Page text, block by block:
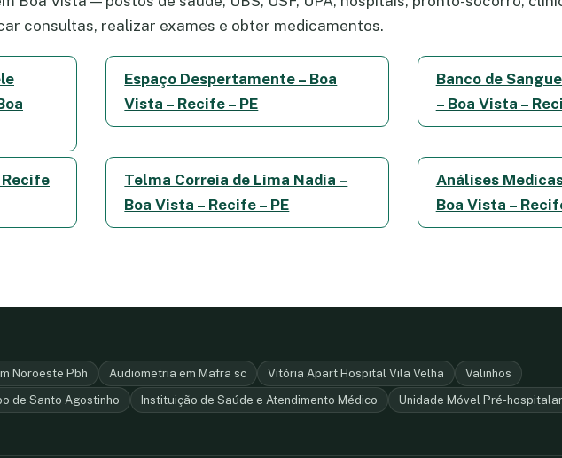
consultas, realizar exames e obter medicamentos.
Espaço Despertamente – Boa
Vista – Recife – PE
Banco de
– Boa Vista –
Recife
Telma Correia de Lima Nadia –
Boa Vista – Recife – PE
Análises
Boa Vista –
Noroeste Pbh Audiometria em Mafra sc Vitória Apart Hospital Vila Velha
Valinhos
de Santo Agostinho Instituição de Saúde e Atendimento Médico
Unidade Móvel Pré-